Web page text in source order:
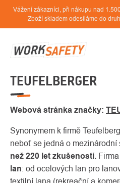
Přejít
obsah
Vážení zákazníci, při nákupu nad
Zboží skladem odesíláme do
TEUFELBERGER
Webová stránka značky:
Synonymem k firmě
neboť se jedná o
než 220 let zkušeností.
lan: od ocelových lan pro
textilní lana (rekreační a